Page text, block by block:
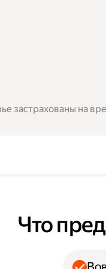
застрахованы на
Что